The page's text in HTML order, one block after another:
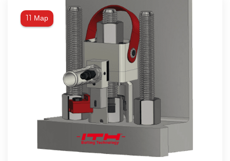
11 Мар